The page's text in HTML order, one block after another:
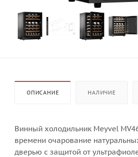
ОПИСАНИЕ НАЛИЧИЕ
Винный холодильник Meyvel
времени очарование
дверью с защитой от